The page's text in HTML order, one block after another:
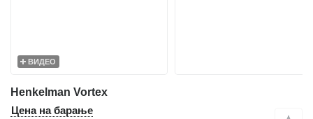
ВИДЕО
Henkelman Vortex
Цена на барање